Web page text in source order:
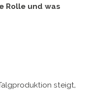
Rolle und was
steigt,